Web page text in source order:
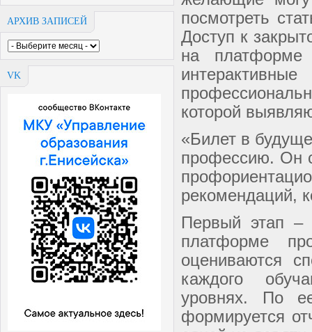
АРХИВ ЗАПИСЕЙ
VK
посмотреть
Доступ к
на
которой
«Билет в
профессию. Он
рекомендаций,
Первый этап –
платформе
оцениваются
каждого
уровнях. По
формируется